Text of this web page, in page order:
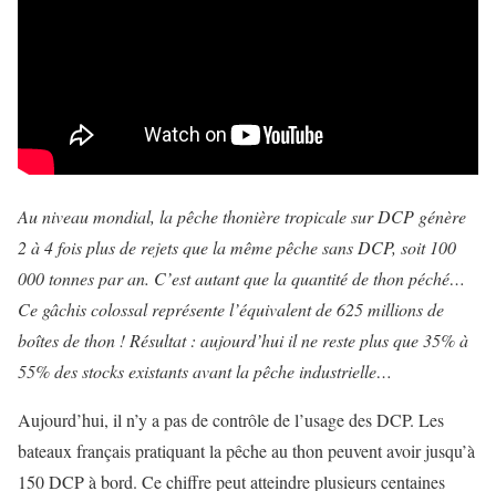
Au niveau mondial, la pêche thonière tropicale sur DCP génère
2 à 4 fois plus de rejets que la même pêche sans DCP, soit 100
000 tonnes par an. C’est autant que la quantité de thon péché…
Ce gâchis colossal représente l’équivalent de 625 millions de
boîtes de thon ! Résultat : aujourd’hui il ne reste plus que 35% à
55% des stocks existants avant la pêche industrielle…
Aujourd’hui, il n’y a pas de contrôle de l’usage des DCP. Les
bateaux français pratiquant la pêche au thon peuvent avoir jusqu’à
150 DCP à bord. Ce chiffre peut atteindre plusieurs centaines